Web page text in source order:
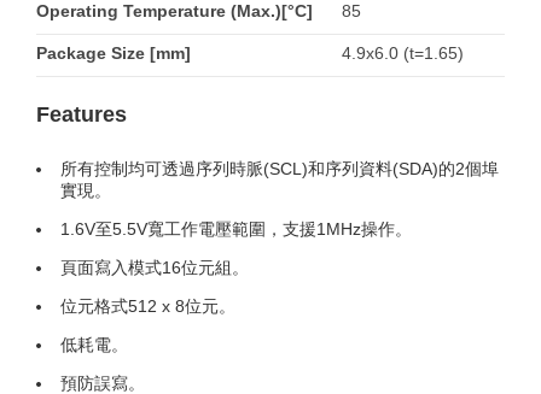
Operating Temperature (Max.)[°C] 85
Package Size [mm] 4.9x6.0 (t=1.65)
Features
所有控制均可透過序列時脈(SCL)和序列資料(SDA)的2個埠
實現。
1.6V至5.5V寬工作電壓範圍，支援1MHz操作。
頁面寫入模式16位元組。
位元格式512 x 8位元。
低耗電。
預防誤寫。